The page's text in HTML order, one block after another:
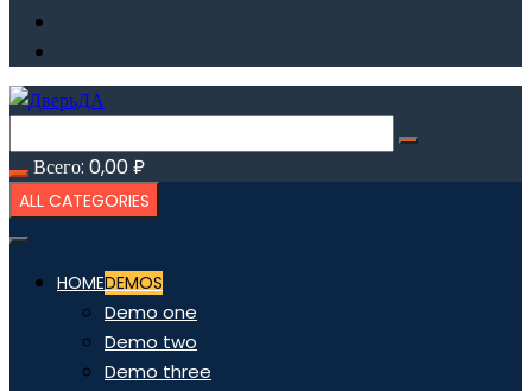
Всего: 0,00₽
ALL CATEGORIES
HOMEDEMOS
Demo one
Demo two
Demo three